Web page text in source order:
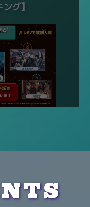
けます。
ご参加ください。
グ】